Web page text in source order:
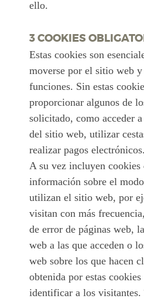
ello.
3 COOKIES
Estas cookies son
moverse por el sitio web
funciones. Sin estas
proporcionar algunos de
solicitado, como acceder
del sitio web, utilizar
realizar pagos electrónicos.
A su vez incluyen cookies
información sobre el
utilizan el sitio web, por
visitan con más
de error de páginas web,
web a las que acceden o
web sobre los que hacen
obtenida por estas
identificar a los